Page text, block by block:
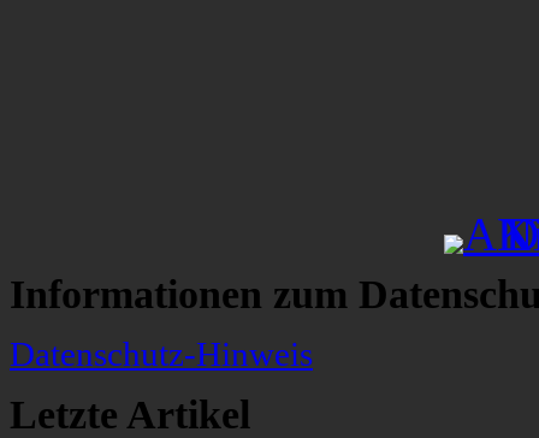
Informationen zum
Datenschutz-Hinweis
Letzte Artikel